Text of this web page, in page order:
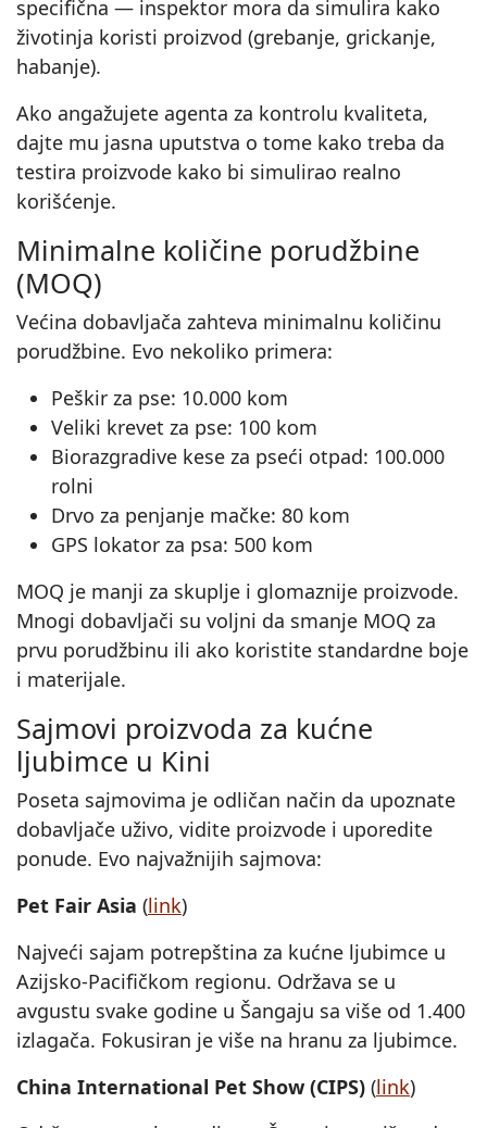
specifična — inspektor mora da simulira kako
životinja koristi proizvod (grebanje, grickanje,
habanje).
Ako angažujete agenta za kontrolu kvaliteta,
dajte mu jasna uputstva o tome kako treba da
testira proizvode kako bi simulirao realno
korišćenje.
Minimalne količine porudžbine
(MOQ)
Većina dobavljača zahteva minimalnu količinu
porudžbine. Evo nekoliko primera:
Peškir za pse: 10.000 kom
Veliki krevet za pse: 100 kom
Biorazgradive kese za pseći otpad: 100.000
rolni
Drvo za penjanje mačke: 80 kom
GPS lokator za psa: 500 kom
MOQ je manji za skuplje i glomaznije proizvode.
Mnogi dobavljači su voljni da smanje MOQ za
prvu porudžbinu ili ako koristite standardne boje
i materijale.
Sajmovi proizvoda za kućne
ljubimce u Kini
Poseta sajmovima je odličan način da upoznate
dobavljače uživo, vidite proizvode i uporedite
ponude. Evo najvažnijih sajmova:
Pet Fair Asia (link)
Najveći sajam potrepština za kućne ljubimce u
Azijsko-Pacifičkom regionu. Održava se u
avgustu svake godine u Šangaju sa više od 1.400
izlagača. Fokusiran je više na hranu za ljubimce.
China International Pet Show (CIPS) (link)